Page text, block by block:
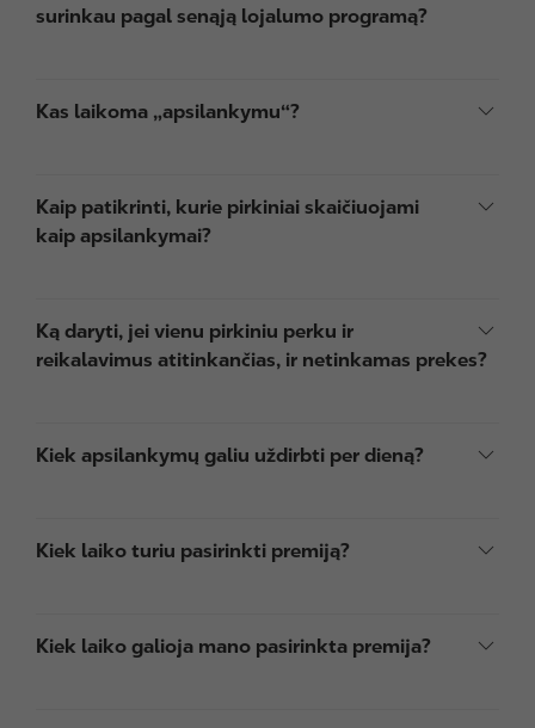
surinkau pagal senąją lojalumo programą?
Kas laikoma „apsilankymu“?
Kaip patikrinti, kurie pirkiniai skaičiuojami
kaip apsilankymai?
Ką daryti, jei vienu pirkiniu perku ir
reikalavimus atitinkančias, ir netinkamas prekes?
Kiek apsilankymų galiu uždirbti per dieną?
Kiek laiko turiu pasirinkti premiją?
Kiek laiko galioja mano pasirinkta premija?